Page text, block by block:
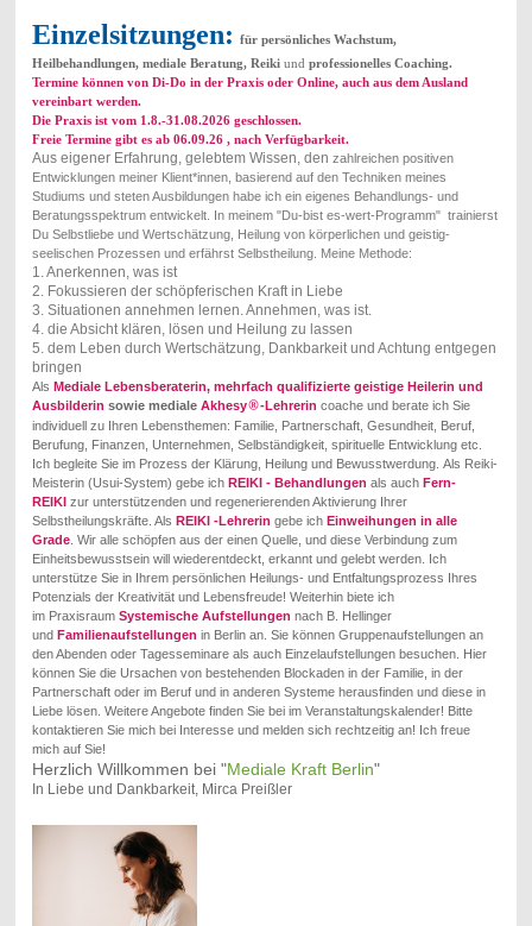
Einzelsitzungen: für persönliches Wachstum,
Heilbehandlungen, mediale Beratung, Reikiund professionelles Coaching.
Termine können von Di-Do in der Praxis oder Online, auch aus dem Ausland
vereinbart werden.
Die Praxis ist vom 1.8.-31.08.2026 geschlossen.
Freie Termine gibt es ab 06.09.26 , nach Verfügbarkeit.
Aus eigener Erfahrung, gelebtem Wissen, den zahlreichenpositiven
Entwicklungen meiner Klient*innen, basierend auf den Techniken meines
Studiums und steten Ausbildungen habe ich ein eigenes Behandlungs- und
Beratungsspektrum entwickelt. In meinem "Du-bist es-wert-Programm" trainierst
Du Selbstliebe und Wertschätzung, Heilung von körperlichen und geistig-
seelischen Prozessen und erfährst Selbstheilung. Meine Methode:
1. Anerkennen, was ist
2. Fokussieren der schöpferischen Kraft in Liebe
3. Situationen annehmen lernen. Annehmen, was ist.
4. die Absicht klären, lösen und Heilung zu lassen
5. dem Leben durch Wertschätzung, Dankbarkeit und Achtung entgegen
bringen
Als Mediale Lebensberaterin, mehrfach qualifizierte geistige Heilerin und
Ausbilderin sowie mediale Akhesy®-Lehrerin coache und berate ich Sie
individuell zu Ihren Lebensthemen: Familie, Partnerschaft, Gesundheit, Beruf,
Berufung, Finanzen, Unternehmen, Selbständigkeit, spirituelle Entwicklung etc.
Ich begleite Sie im Prozess der Klärung, Heilung und Bewusstwerdung. Als Reiki-
Meisterin (Usui-System) gebe ich REIKI - Behandlungen als auch Fern-
REIKI zur unterstützenden und regenerierenden Aktivierung Ihrer
Selbstheilungskräfte. Als REIKI -Lehrerin gebe ich Einweihungen in alle
Grade. Wir alle schöpfen aus der einen Quelle, und diese Verbindung zum
Einheitsbewusstsein will wiederentdeckt, erkannt und gelebt werden. Ich
unterstütze Sie in Ihrem persönlichen Heilungs- und Entfaltungsprozess Ihres
Potenzials der Kreativität und Lebensfreude! Weiterhin biete ich
im Praxisraum Systemische Aufstellungen nach B. Hellinger
und Familienaufstellungen in Berlin an. Sie können Gruppenaufstellungen an
den Abenden oder Tagesseminare als auch Einzelaufstellungen besuchen. Hier
können Sie die Ursachen von bestehenden Blockaden in der Familie, in der
Partnerschaft oder im Beruf und in anderen Systeme herausfinden und diese in
Liebe lösen. Weitere Angebote finden Sie bei im Veranstaltungskalender! Bitte
kontaktieren Sie mich bei Interesse und melden sich rechtzeitig an! Ich freue
mich auf Sie!
Herzlich Willkommen bei "Mediale Kraft Berlin"
In Liebe und Dankbarkeit, Mirca Preißler